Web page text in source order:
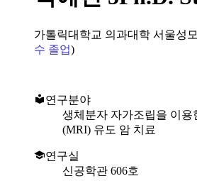
가톨릭대학교 의과대학 서울성
수 졸업)
연구분야
생체분자 자가조립을 이
(MRI) 유도 암 치료
연구실
신공학관 606호